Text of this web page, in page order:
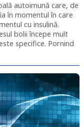
autoimună care, de
în momentul în care
cu insulină.
bolii începe mult
specifice. Pornind